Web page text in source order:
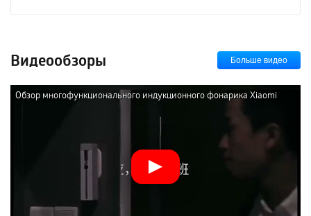
Видеообзоры Больше видео
Обзор многофункционального индукционного фонарика Xiaomi